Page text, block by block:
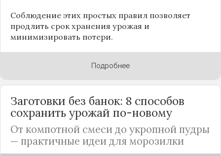
Соблюдение этих простых правил позволяет
продлить срок хранения урожая и
минимизировать потери.
Подробнее
Заготовки без банок: 8 способов
сохранить урожай по-новому
От компотной смеси до укропной пудры
— практичные идеи для морозилки